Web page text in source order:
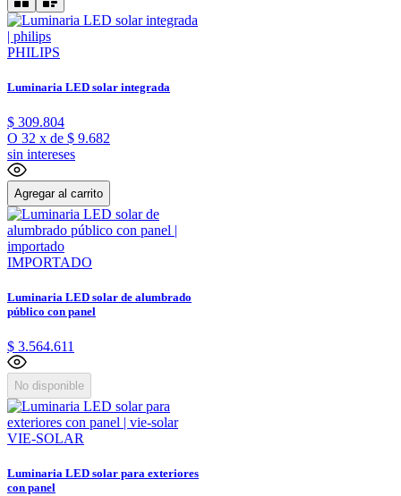
PHILIPS
Luminaria LED solar integrada
$ 309.804
O 32 x de $ 9.682
sin intereses
Agregar al carrito
IMPORTADO
Luminaria LED solar de alumbrado
público con panel
$ 3.564.611
No disponible
VIE-SOLAR
Luminaria LED solar para exteriores
con panel